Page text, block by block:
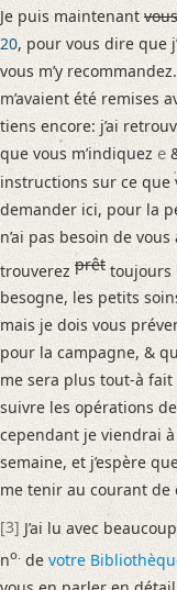
Je puis maintenant vous
20, pour vous dire que
vous m’y
m’avaient été remises
tiens encore: j’ai
que vous m’indiquez e
instructions sur ce que
demander ici, pour la
n’ai pas besoin de
trouverez prêt toujours
besogne, les petits
mais je dois vous
pour la campagne, &
me sera plus tout-à
suivre les opérations
cependant je viendrai à
semaine, et j’espère
me tenir au courant de
[3] J’ai lu avec
no. de votre